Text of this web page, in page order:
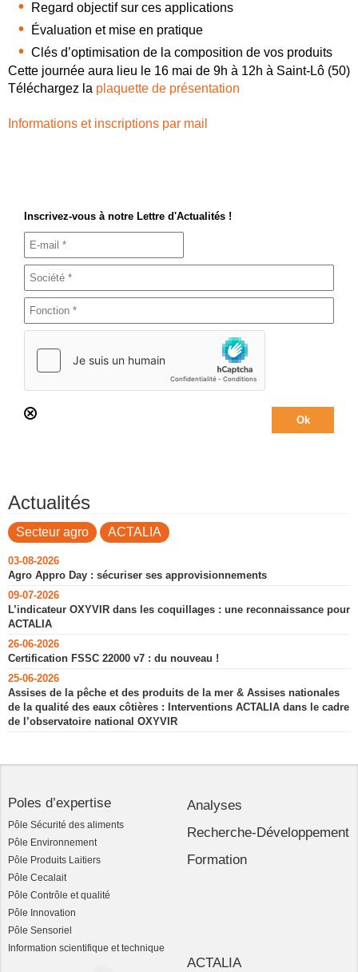
Regard objectif sur ces applications
Évaluation et mise en pratique
Clés d’optimisation de la composition de vos produits
Cette journée aura lieu le 16 mai de 9h à 12h à Saint-Lô (50)
Téléchargez la plaquette de présentation
Informations et inscriptions par mail
Inscrivez-vous à notre Lettre d'Actualités !
Actualités
Secteur agro ACTALIA
03-08-2026
Agro Appro Day : sécuriser ses approvisionnements
09-07-2026
L’indicateur OXYVIR dans les coquillages : une reconnaissance pour
ACTALIA
26-06-2026
Certification FSSC 22000 v7 : du nouveau !
25-06-2026
Assises de la pêche et des produits de la mer & Assises nationales
de la qualité des eaux côtières : Interventions ACTALIA dans le cadre
de l’observatoire national OXYVIR
Poles d’expertise
Pôle Sécurité des aliments
Pôle Environnement
Pôle Produits Laitiers
Pôle Cecalait
Pôle Contrôle et qualité
Pôle Innovation
Pôle Sensoriel
Information scientifique et technique
Analyses
Recherche-Développement
Formation
ACTALIA